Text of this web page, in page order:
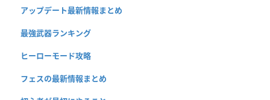
アップデート最新情報まとめ
最強武器ランキング
ヒーローモード攻略
フェスの最新情報まとめ